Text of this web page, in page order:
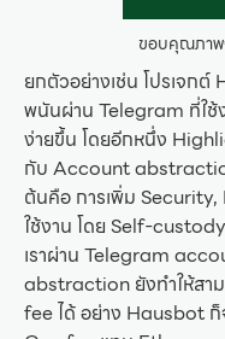
ขอบคุณภา
ยกตัวอย่างเช่น โปรเจกต์
พนันผ่าน Telegram ที่ใช้
ง่ายขึ้น โดยอีกหนึ่ง
กับ Account
ต้นคือ การเพิ่ม
ใช้งาน โดย Self-
เราผ่าน Telegram
abstraction ยังทำให้สา
fee ได้ อย่าง Hausbot ก็